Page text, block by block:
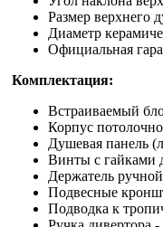
Размер верхнего
Диаметр
Официальная
Комплектация:
Встраиваемый
Корпус
Душевая панель
Винты с гайками
Держатель
Подвесные
Подводка к